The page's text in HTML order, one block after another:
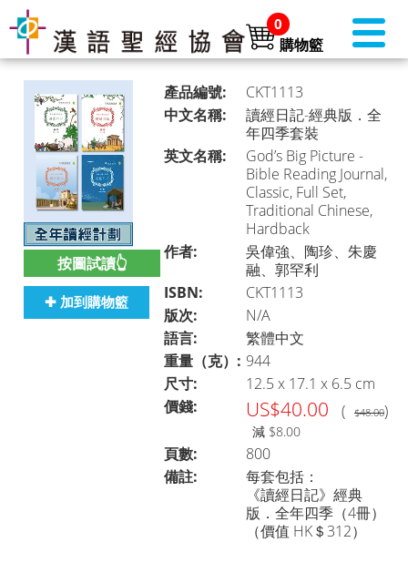
0
購物籃
書店首頁 (美國) ►
本月推介 ►
聖經
►
按圖試讀👆
✚ 加到購物籃
產品編號:
CKT1113
中文名稱:
讀經日記-經典版．全
年四季套裝
英文名稱:
God’s Big Picture -
Bible Reading Journal,
Classic, Full Set,
Traditional Chinese,
Hardback
作者:
吳偉強、陶珍、朱慶
融、郭罕利
ISBN:
CKT1113
版次:
N/A
語言:
繁體中文
重量（克）: 944
尺寸:
12.5 x 17.1 x 6.5 cm
價錢:
US$40.00 ( $48.00)
減 $8.00
頁數:
800
備註:
每套包括：
《讀經日記》經典
版．全年四季（4冊）
（價值 HK＄312）